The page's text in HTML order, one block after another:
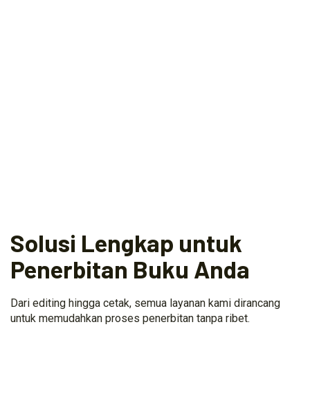
Solusi Lengkap untuk
Penerbitan Buku Anda
Dari editing hingga cetak, semua layanan kami dirancang
untuk memudahkan proses penerbitan tanpa ribet.